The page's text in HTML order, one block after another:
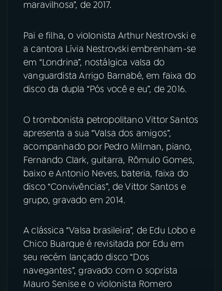
maravilhosa”, de 2017.
Pai e filha, o violonista Arthur Nestrovski e
a cantora Lívia Nestrovski embrenham-se
em “Londrina”, nostálgica valsa do
vanguardista Arrigo Barnabé, em faixa do
disco da dupla “Pós você e eu”, de 2016.
O trombonista petropolitano Vittor Santos
apresenta a sua “Valsa dos amigos”,
acompanhado por Pedro Milman, piano,
Fernando Clark, guitarra, Rômulo Gomes,
baixo eAntonio Neves, bateria, faixa do
disco “Convivências”, de Vittor Santos e
grupo, gravado em 2014.
A clássica “Valsa brasileira”, de Edu Lobo e
Chico Buarque é revisitada por Edu em
seu recém lançado disco “Dos
navegantes”, gravado com o soprista
Mauro Senisee o violonista Romero